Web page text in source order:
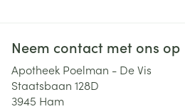
Neem contact met ons op
Apotheek Poelman - De Vis
Staatsbaan 128D
3945 Ham